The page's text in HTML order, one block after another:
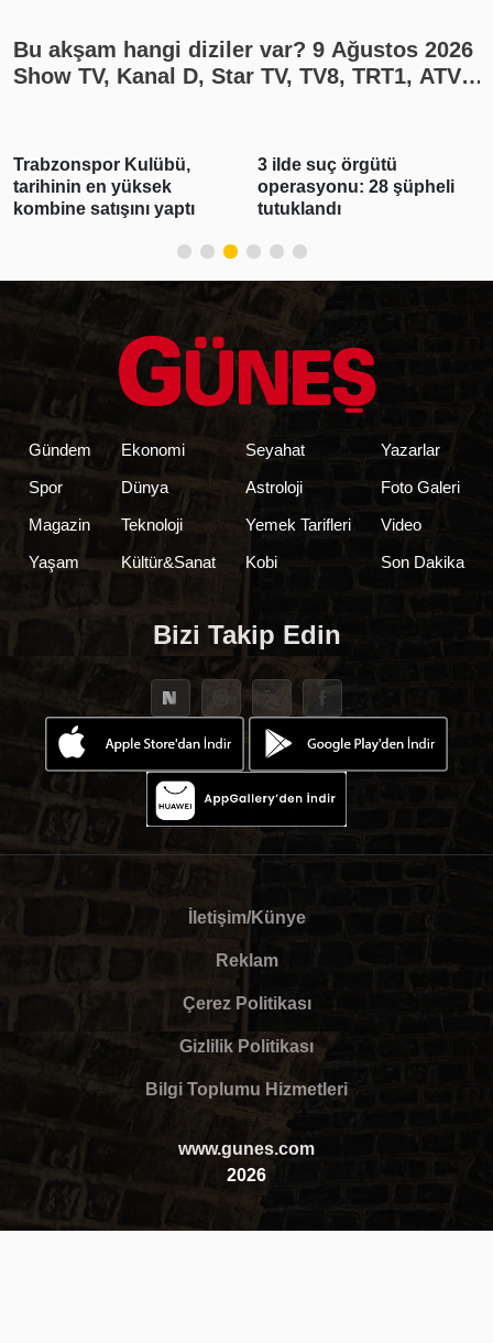
Bu akşam hangi diziler var? 9 Ağustos 2026
Show TV, Kanal D, Star TV, TV8, TRT1, ATV
Trabzonspor Kulübü,
tarihinin en yüksek
kombine satışını yaptı
3 ilde suç örgütü
operasyonu: 28 şüpheli
tutuklandı
Gündem
Spor
Magazin
Yaşam
Ekonomi
Dünya
Teknoloji
Kültür&Sanat
Seyahat
Astroloji
Yemek Tarifleri
Kobi
Yazarlar
Foto Galeri
Video
Son Dakika
Bizi Takip Edin
İletişim/Künye
Reklam
Çerez Politikası
Gizlilik Politikası
Bilgi Toplumu Hizmetleri
www.gunes.com
2026